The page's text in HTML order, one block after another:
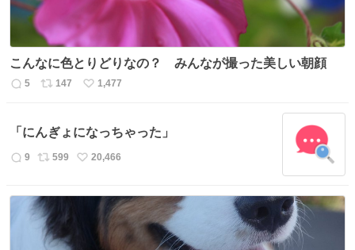
こんなに色とりどりなの？ みんなが撮った美しい朝顔
返
数
5
リ
ス
ト
数
147
い
ね
数
1,477
「にんぎょになっちゃった」
返
数
9
リ
ス
ト
数
599
い
ね
20,466